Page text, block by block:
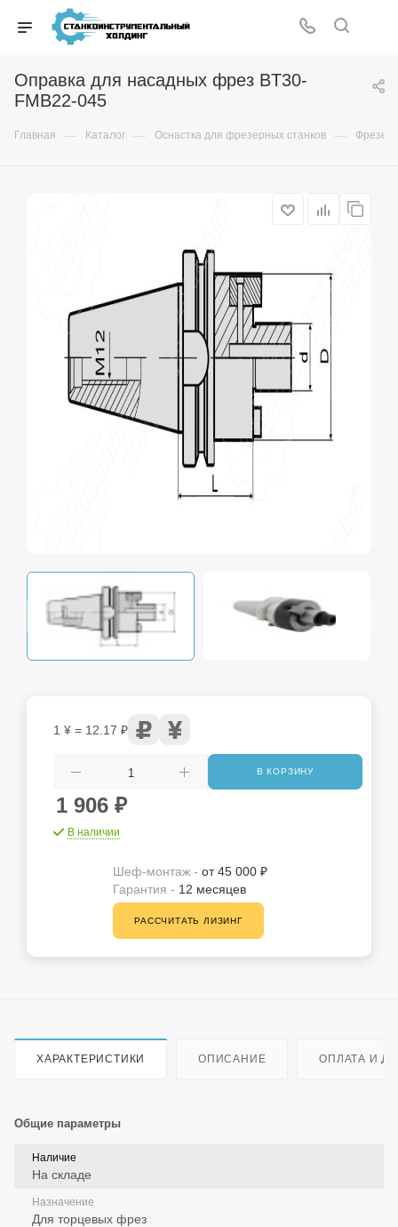
Оправка для насадных фрез BT30-
FMB22-045
Главная — Каталог — Оснастка для фрезерных станков —
1 906 ₽
В наличии
1 ¥ = 12.17 ₽
В КОРЗИНУ
Шеф-монтаж - от 45 000 ₽
Гарантия - 12 месяцев
РАССЧИТАТЬ ЛИЗИНГ
ХАРАКТЕРИСТИКИ ОПИСАНИЕ ОПЛАТА И
Общие параметры
Наличие
На складе
Назначение
Для торцевых фрез